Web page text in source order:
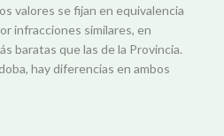
valores se fijan en equivalencia
infracciones similares, en
baratas que las de la Provincia.
hay diferencias en ambos